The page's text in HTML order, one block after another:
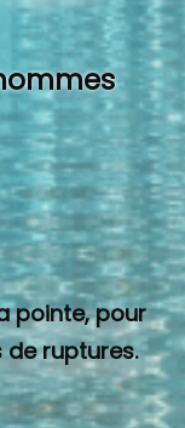
pointe, pour
ruptures.